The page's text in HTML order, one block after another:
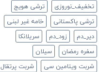
تخفیف_نوروزی
ترشی هویج
ترشی پاکستانی
خامه غیر لبنی
دير_دم
زود_دم
سريلانكا
سفره رمضان
سيلان
شربت ویتامین سی
شربت پرتقال